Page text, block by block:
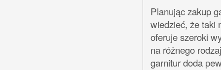
Planując zakup
wiedzieć, że taki
oferuje szeroki
na różnego
garnitur doda